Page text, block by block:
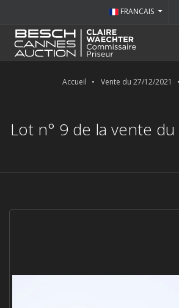
FRANCAIS
Accueil Vente du 27/12/2021
Lot n° 9 de la vente